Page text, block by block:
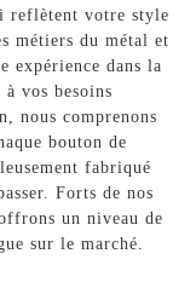
reflètent votre style
métiers du métal et
expérience dans la
vos besoins
nous comprenons
bouton de
fabriqué
Forts de nos
un niveau de
sur le marché.